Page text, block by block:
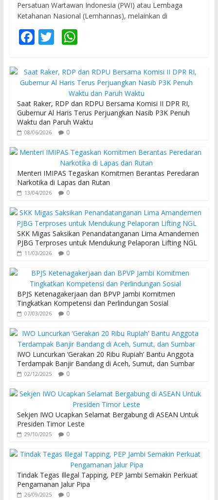
Persatuan Wartawan Indonesia (PWI) atau Lembaga
Ketahanan Nasional (Lemhannas), melainkan di
F
e
b
o
o
k
T
itt
er
W
at
s
A
p
p
Saat Raker, RDP dan RDPU Bersama Komisi II DPR RI,
Gubernur Al Haris Terus Perjuangkan Nasib P3K Penuh
Waktu dan Paruh Waktu
08/06/2026 0
Menteri IMIPAS Tegaskan Komitmen Berantas Peredaran
Narkotika di Lapas dan Rutan
13/04/2026 0
SKK Migas Saksikan Penandatanganan Lima Amandemen
PJBG Terproses untuk Mendukung Pelaporan Lifting NGL
11/03/2026 0
BPJS Ketenagakerjaan dan BPVP Jambi Komitmen
Tingkatkan Kompetensi dan Perlindungan Sosial
07/03/2026 0
IWO Luncurkan ‘Gerakan 20 Ribu Rupiah’ Bantu Anggota
Terdampak Banjir Bandang di Aceh, Sumut, dan Sumbar
02/12/2025 0
Sekjen IWO Ucapkan Selamat Bergabung di ASEAN Untuk
Presiden Timor Leste
29/10/2025 0
Tindak Tegas Illegal Tapping, PEP Jambi Semakin Perkuat
Pengamanan Jalur Pipa
26/09/2025 0